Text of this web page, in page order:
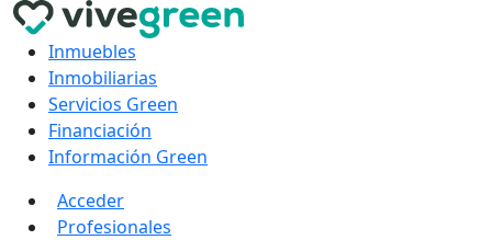
Inmuebles
Inmobiliarias
Servicios Green
Financiación
Información Green
Acceder
Profesionales